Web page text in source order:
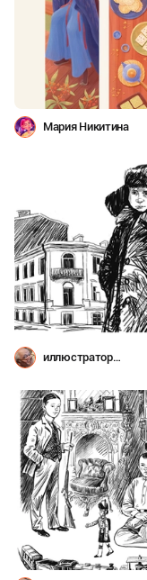
Мария Никитина
иллюстратор